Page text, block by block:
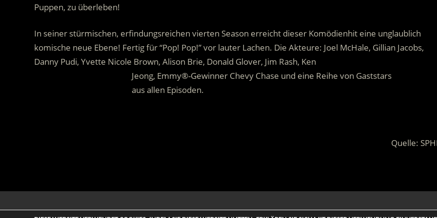
Puppen, zu überleben!
In seiner stürmischen, erfindungsreichen vierten Season erreicht dieser Komödienhit eine unglaublich
komische neue Ebene! Fertig für “Pop! Pop!” vor lauter Lachen. Die Akteure: Joel McHale, Gillian Jacobs,
Danny Pudi, Yvette Nicole Brown, Alison Brie, Donald Glover, Jim Rash, Ken
Jeong, Emmy®-Gewinner Chevy Chase und eine Reihe von Gaststars
aus allen Episoden.
Quelle:
© 2026 ENTERTAINMENT BASE – Life & Style Magazine. All Rights Reserved. | Based on WordPress-Theme: Tortuga von